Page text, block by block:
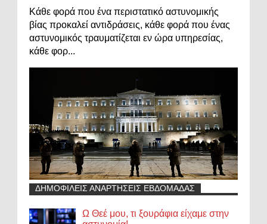
Κάθε φορά που ένα περιστατικό αστυνομικής
βίας προκαλεί αντιδράσεις, κάθε φορά που ένας
αστυνομικός τραυματίζεται εν ώρα υπηρεσίας,
κάθε φορ...
ΔΗΜΟΦΙΛΕΙΣ ΑΝΑΡΤΗΣΕΙΣ ΕΒΔΟΜΑΔΑΣ
Ω Θεέ μου, τι ξουράφια είχαμε στην